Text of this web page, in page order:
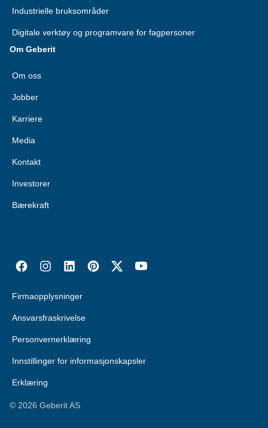
Industrielle bruksområder
Digitale verktøy og programvare for fagpersoner
Om Geberit
Om oss
Jobber
Karriere
Media
Kontakt
Investorer
Bærekraft
Firmaopplysninger
Ansvarsfraskrivelse
Personvernerklæring
Innstillinger for informasjonskapsler
Erklæring
© 2026 Geberit AS